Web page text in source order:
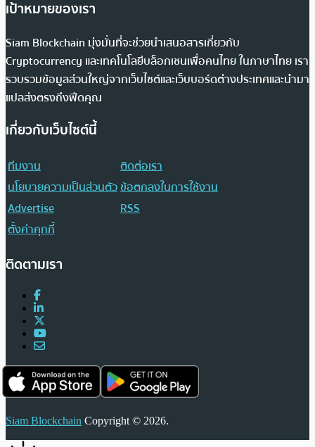
เป้าหมายของเรา
Siam Blockchain มุ่งมั่นที่จะช่วยนำเสนอสารเกี่ยวกับ
Cryptocurrency และเทคโนโลยีบล็อกเชนเพื่อคนไทย ในภาษาไทย เรา
รวบรวมข้อมูลส่วนใหญ่จากเว็บไซต์และเว็บบอร์ดต่างประเทศและนำมา
แปลส่งตรงถึงฟีดคุณ
เกี่ยวกับเว็บไซต์นี้
ทีมงาน
ติดต่อเรา
นโยบายความเป็นส่วนตัวข้อตกลงในการใช้งาน
Advertise
RSS
ตั้งค่าคุกกี้
ติดตามเรา
Siam Blockchain Copyright © 2026.